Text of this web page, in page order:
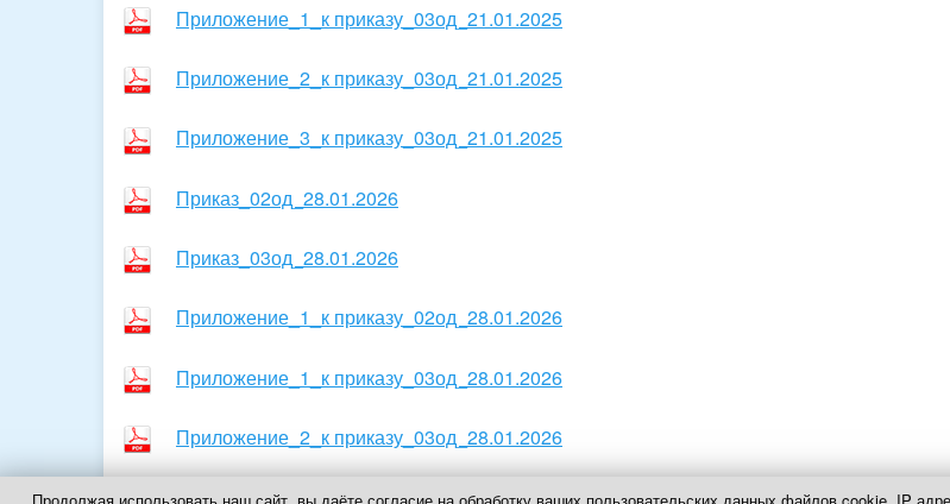
Приложение_1_к приказу_03од_21.01.2025
Приложение_2_к приказу_03од_21.01.2025
Приложение_3_к приказу_03од_21.01.2025
Приказ_02од_28.01.2026
Приказ_03од_28.01.2026
Приложение_1_к приказу_02од_28.01.2026
Приложение_1_к приказу_03од_28.01.2026
Приложение_2_к приказу_03од_28.01.2026
Приложение_3_к приказу_03од_28.01.2026